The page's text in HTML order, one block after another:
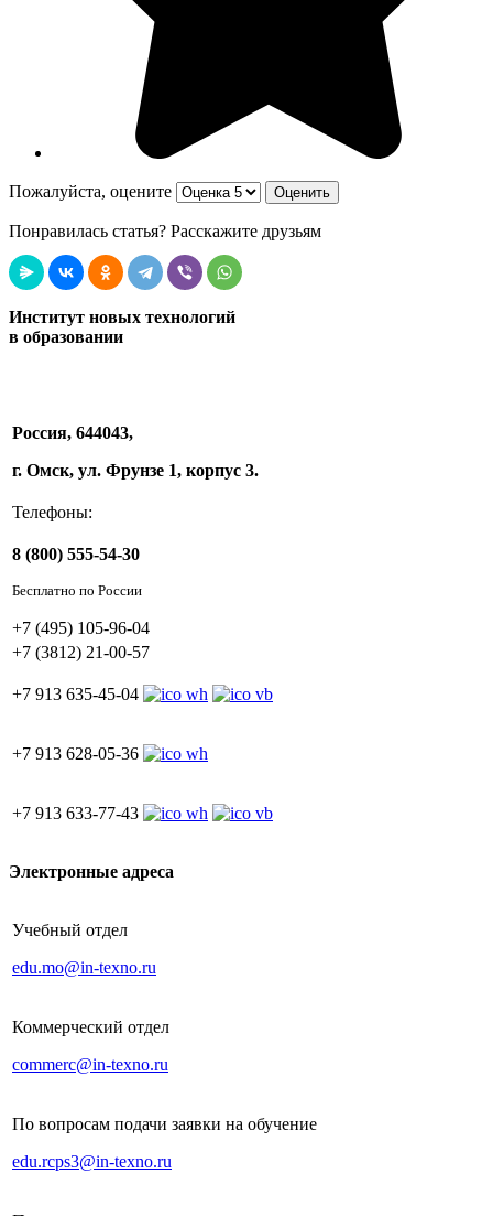
Пожалуйста, оцените
Понравилась статья? Расскажите друзьям
Институт новых технологий
в образовании
Россия, 644043,
г. Омск, ул. Фрунзе 1, корпус 3.
Телефоны:
8 (800) 555-54-30
Бесплатно по России
+7 (495) 105-96-04
+7 (3812) 21-00-57
+7 913 635-45-04
+7 913 628-05-36
+7 913 633-77-43
Электронные адреса
Учебный отдел
edu.mo@in-texno.ru
Коммерческий отдел
commerc@in-texno.ru
По вопросам подачи заявки на обучение
edu.rcps3@in-texno.ru